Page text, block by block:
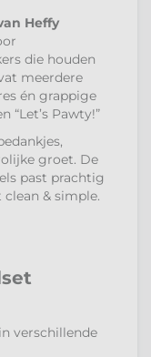
Heffy
die houden
meerdere
én grappige
“Let’s Pawty!”
groet. De
past prachtig
& simple.
verschillende